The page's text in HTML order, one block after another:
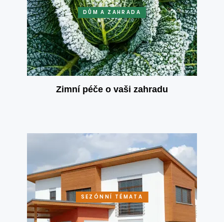
DŮM A ZAHRADA
Zimní péče o vaši zahradu
SEZÓNNÍ TÉMATA